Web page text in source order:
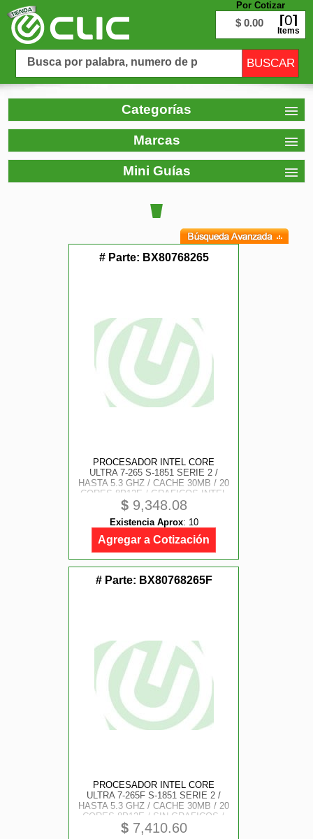
Por Cotizar
$ 0.00 0
Items
Categorías
Marcas
Mini Guías
# Parte: BX80768265
PROCESADOR INTEL CORE
ULTRA 7-265 S-1851 SERIE 2 /
HASTA 5.3 GHZ / CACHE 30MB / 20
CORES 8P12E / GRAFICOS INTEL
/ VPRO / CON DISIPADOR /
GAMER ALTO
$9,348.08
Existencia Aprox: 10
Agregar a Cotización
# Parte: BX80768265F
PROCESADOR INTEL CORE
ULTRA 7-265F S-1851 SERIE 2 /
HASTA 5.3 GHZ / CACHE 30MB / 20
CORES 8P12E / SIN GRAFICOS /
CON DISIPADOR / GAMER ALTO
$7,410.60